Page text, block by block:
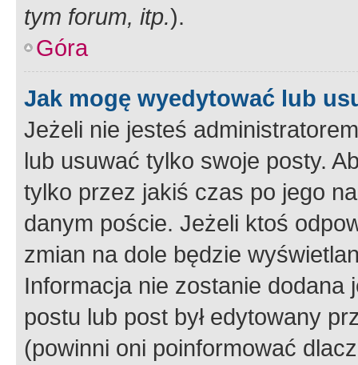
tym forum, itp.).
Góra
Jak mogę wyedytować lub
Jeżeli nie jesteś
lub usuwać tylko swoje posty.
tylko przez jakiś czas po jego
danym poście. Jeżeli ktoś
zmian na dole będzie
Informacja nie zostanie dodana
postu lub post był edytowany
(powinni oni poinformować